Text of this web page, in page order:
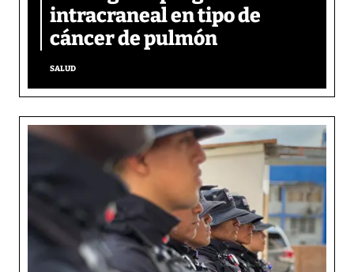
intracraneal en tipo de
cáncer de pulmón
SALUD